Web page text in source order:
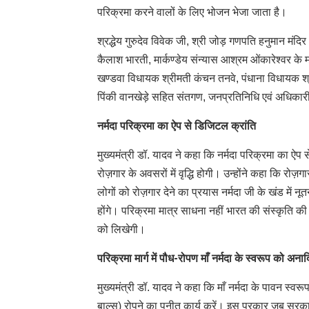
परिक्रमा करने वालों के लिए भोजन भेजा जाता है।
श्रद्धेय गुरुदेव विवेक जी, श्री जोड़ गणपति हनुमान
कैलाश भारती, मार्कण्डेय संन्यास आश्रम ओंकारेश्वर के
खण्डवा विधायक श्रीमती कंचन तनवे, पंधाना विधायक
पिंकी वानखेड़े सहित संतगण, जनप्रतिनिधि एवं
नर्मदा परिक्रमा का ऐप से डिजिटल क्रांति
मुख्यमंत्री डॉ. यादव ने कहा कि नर्मदा परिक्रमा का
रोज़गार के अवसरों में वृद्धि होगी। उन्होंने कहा कि
लोगों को रोज़गार देने का प्रयास नर्मदा जी के खंड में
होंगे। परिक्रमा मात्र साधना नहीं भारत की संस्कृति
को लिखेगी।
परिक्रमा मार्ग में पौध-रोपण माँ नर्मदा के स्वरूप को
मुख्यमंत्री डॉ. यादव ने कहा कि माँ नर्मदा के पावन
बाल्स) रोपने का पुनीत कार्य करें। इस प्रकार जब